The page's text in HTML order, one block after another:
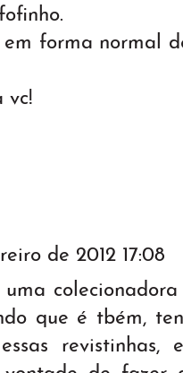
em forma normal
vc!
de 2012 17:08
uma
que é tbém,
revistinhas,